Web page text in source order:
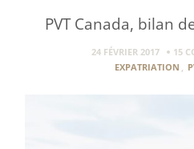
PVT Canada, bilan
24 FÉVRIER 2017
15
EXPATRIATION